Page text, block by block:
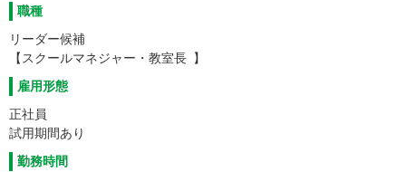
職種
リーダー候補
【スクールマネジャー・教室長 】
雇用形態
正社員
試用期間あり
勤務時間